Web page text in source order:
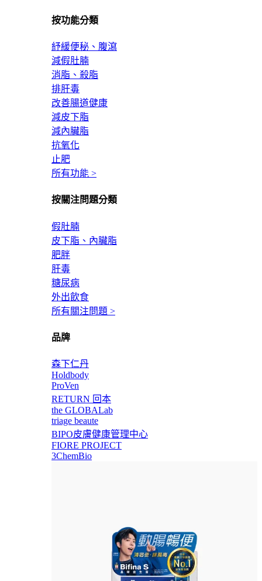
按功能分類
紓緩便秘、腹瀉
減假肚腩
消脂、殺脂
排肝毒
改善腸道健康
減皮下脂
減內臟脂
抗氧化
止肥
所有功能 >
按關注問題分類
假肚腩
皮下脂、內臟脂
肥胖
肝毒
糖尿病
外出飲食
所有關注問題 >
品牌
森下仁丹
Holdbody
ProVen
RETURN 回本
the GLOBALab
triage beaute
BIPO皮膚健康管理中心
FIORE PROJECT
3ChemBio